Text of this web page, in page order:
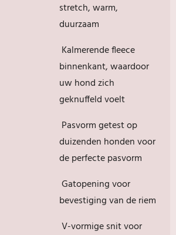
stretch, warm,
duurzaam
Kalmerende fleece
binnenkant, waardoor
uw hond zich
geknuffeld voelt
Pasvorm getest op
duizenden honden voor
de perfecte pasvorm
Gatopening voor
bevestiging van de riem
V-vormige snit voor